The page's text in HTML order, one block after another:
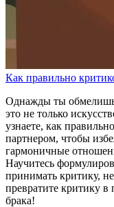
Как правильно
Однажды ты
это не только
узнаете, как
партнером, чтобы
гармоничные
Научитесь
принимать критику,
превратите критику
брака!